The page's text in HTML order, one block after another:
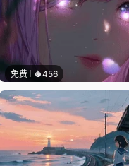
免费 456